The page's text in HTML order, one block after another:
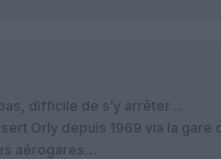
difficile de s’y arrêter …
Orly depuis 1969 via la gare
aérogares…